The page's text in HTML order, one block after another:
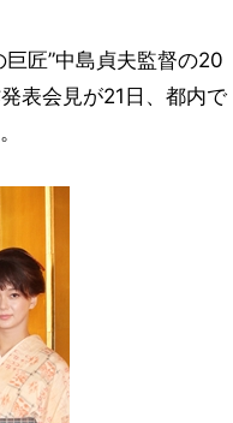
巨匠”中島貞夫監督の20
表会見が21日、都内で